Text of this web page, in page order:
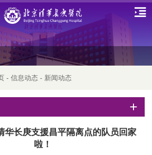
- 信息动态 - 新闻动态
华长庚支援昌平隔离点的队员回家
啦！